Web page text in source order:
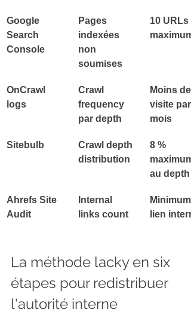
Google
Search
Console
Pages
indexées
non
soumises
10 URLs
maximum
OnCrawl
logs
Crawl
frequency
par depth
Moins de
visite par
mois
Sitebulb
Crawl depth
distribution
8 %
maximum
au depth
Ahrefs Site
Audit
Internal
links count
Minimum
lien
La méthode lacky en six
étapes pour redistribuer
l'autorité interne